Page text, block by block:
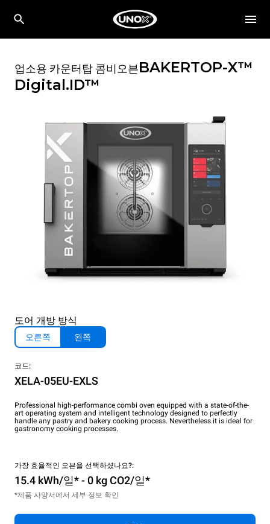
업소용 카운터탑 콤비오븐BAKERTOP-X™
Digital.ID™
도어 개방 방식
오른쪽 왼쪽
코드:
XELA-05EU-EXLS
Professional high-performance combi oven equipped with a state-of-the-
art operating system and intelligent technology designed to perfectly
handle any pastry and bakery cooking process. Nevertheless it is ideal for
gastronomy cooking processes.
가장 효율적인 오븐을 선택하셨나요?:
15.4 kWh/일* - 0 kg CO2/일*
*제품 사양서에서 세부 정보 확인